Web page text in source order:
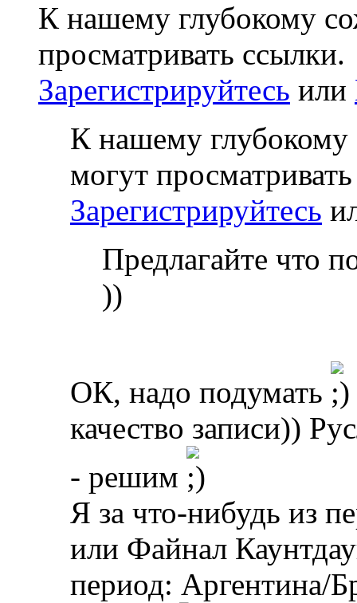
К нашему глубокому
просматривать ссылки.
Зарегистрируйтесь или
К нашему глубокому
могут
Зарегистрируйтесь
Предлагайте что
))
ОК, надо подумать
качество записи))
- решим
Я за что-нибудь из
или Файнал
период: Аргентина/